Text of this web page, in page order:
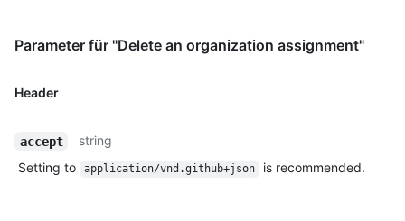
Parameter für "Delete an organization assignment"
Header
accept
string
Setting to
application/vnd.github+json is recommended.